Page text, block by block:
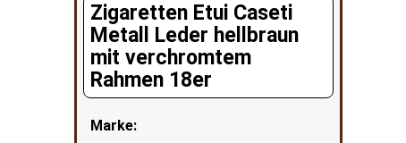
Zigaretten Etui Caseti
Metall Leder hellbraun
mit verchromtem
Rahmen 18er
Marke: